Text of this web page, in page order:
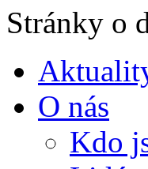
Stránky o
O nás
Kdo